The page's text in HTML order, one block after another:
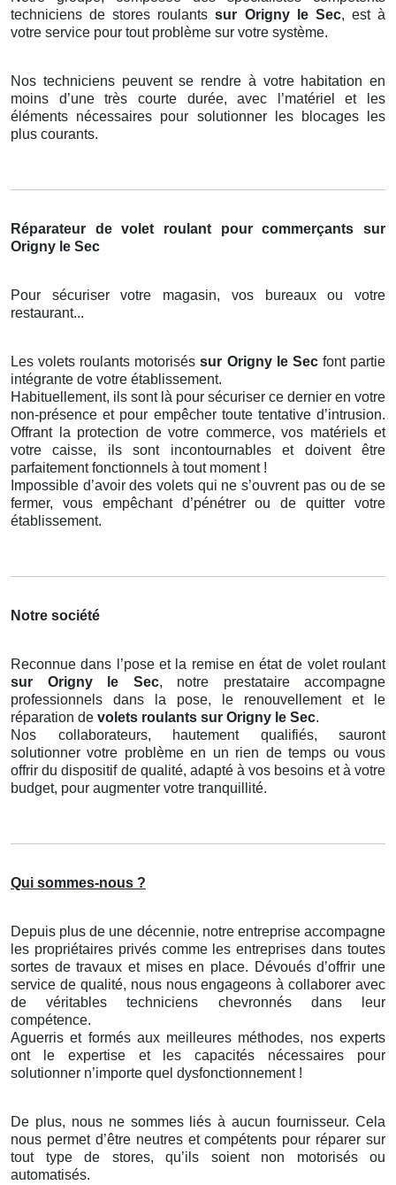
techniciens de stores roulantssur Origny le Sec, est à
votre service pour tout problème sur votre système.
Nos techniciens peuvent se rendre à votre habitation en
moins d’une très courte durée, avec l’matériel et les
éléments nécessaires pour solutionner les blocages les
plus courants.
Réparateur de volet roulant pour commerçants sur
Origny le Sec
Pour sécuriser votre magasin, vos bureaux ou votre
restaurant...
Les volets roulants motoriséssur Origny le Sec font partie
intégrante de votre établissement.
Habituellement, ils sont là pour sécuriser ce dernier en votre
non-présence et pour empêcher toute tentative d’intrusion.
Offrant la protection de votre commerce, vos matériels et
votre caisse, ils sont incontournables et doivent être
parfaitement fonctionnels à tout moment !
Impossible d’avoir des volets qui ne s’ouvrent pas ou de se
fermer, vous empêchant d’pénétrer ou de quitter votre
établissement.
Notre société
Reconnue dans l’pose et la remise en état de volet roulant
sur Origny le Sec, notre prestataire accompagne
professionnels dans la pose, le renouvellement et le
réparation de volets roulants sur Origny le Sec.
Nos collaborateurs, hautement qualifiés, sauront
solutionner votre problème en un rien de temps ou vous
offrir du dispositif de qualité, adapté à vos besoins et à votre
budget, pour augmenter votre tranquillité.
Qui sommes-nous ?
Depuis plus de une décennie, notre entreprise accompagne
les propriétaires privés comme les entreprises dans toutes
sortes de travaux et mises en place. Dévoués d’offrir une
service de qualité, nous nous engageons à collaborer avec
de véritables techniciens chevronnés dans leur
compétence.
Aguerris et formés aux meilleures méthodes, nos experts
ont le expertise et les capacités nécessaires pour
solutionner n’importe quel dysfonctionnement !
De plus, nous ne sommes liés à aucun fournisseur. Cela
nous permet d’être neutres et compétents pour réparer sur
tout type de stores, qu’ils soient non motorisés ou
automatisés.